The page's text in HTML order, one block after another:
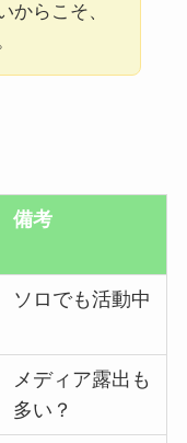
からこそ、
備考
ソロでも活動中
メディア露出も
多い？